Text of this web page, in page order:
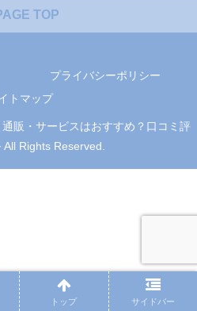
TOP
プライバシーポリシー
トマップ
販・サービスはおすすめ？口コミ評
Rights Reserved.
トップ サイドバー